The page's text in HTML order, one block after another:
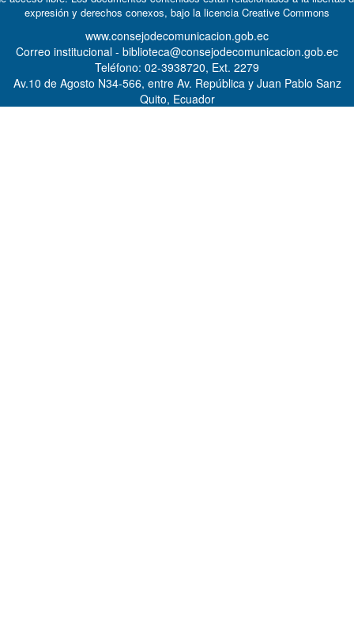
expresión y derechos conexos, bajo la licencia Creative Commons
www.consejodecomunicacion.gob.ec
Correo institucional - biblioteca@consejodecomunicacion.gob.ec
Teléfono: 02-3938720, Ext. 2279
Av.10 de Agosto N34-566, entre Av. República y Juan Pablo Sanz
Quito, Ecuador